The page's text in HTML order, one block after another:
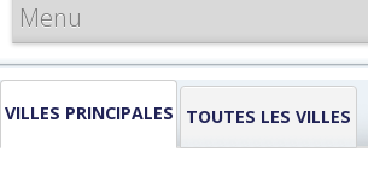
Menu
CARTE DE FRANCE
INFORMATIONS
VILLES PRINCIPALES TOUTES LES VILLES